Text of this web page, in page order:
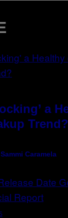
a
Trend?
Sammi Caramela